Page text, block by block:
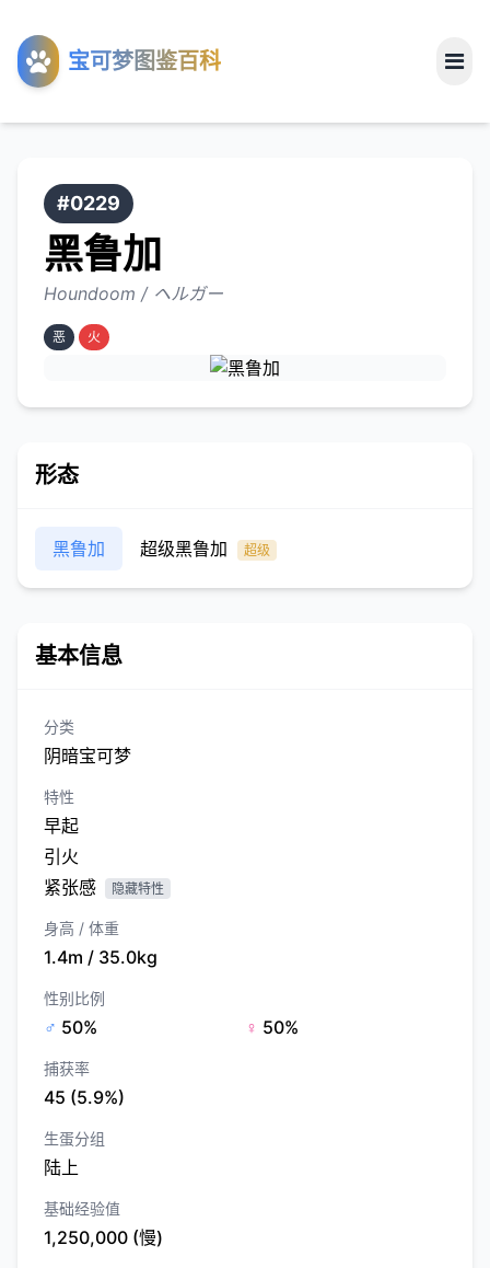
宝可梦图鉴百科
工具
关于
#0229
黑鲁加
Houndoom / ヘルガー
恶 火
形态
黑鲁加 超级黑鲁加 超级
基本信息
分类
阴暗宝可梦
特性
早起
引火
紧张感
隐藏特性
身高 / 体重
1.4m / 35.0kg
性别比例
♂ 50% ♀ 50%
捕获率
45 (5.9%)
生蛋分组
陆上
基础经验值
1,250,000 (慢)